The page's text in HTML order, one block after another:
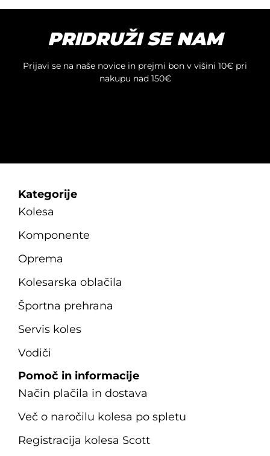
PRIDRUŽI SE NAM
Prijavi se na naše novice in prejmi bon v višini 10€ pri
nakupu nad 150€
Kategorije
Kolesa
Komponente
Oprema
Kolesarska oblačila
Športna prehrana
Servis koles
Vodiči
Pomoč in informacije
Način plačila in dostava
Več o naročilu kolesa po spletu
Registracija kolesa Scott